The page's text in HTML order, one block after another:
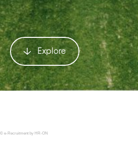
Explore
© e-Recruitment by HR-ON